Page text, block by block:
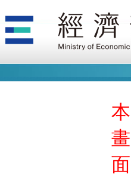
本
本
本
本
本
本
本
本
本
本
本
本
本
本
本
本
本
本
本
本
本
本
本
本
本
本
本
本
本
本
本
本
本
本
本
本
本
本
本
本
本
本
本
本
本
本
本